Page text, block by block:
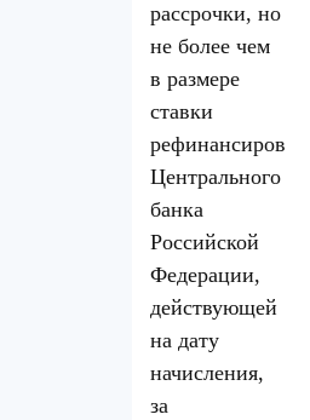
рассрочки, но
не более чем
в размере
ставки
Центрального
банка
Российской
Федерации,
действующей
на дату
начисления,
за